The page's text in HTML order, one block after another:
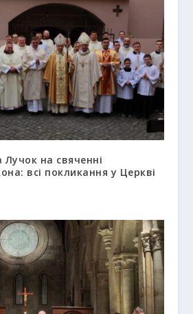
на свяченні
всі покликання у Церкві